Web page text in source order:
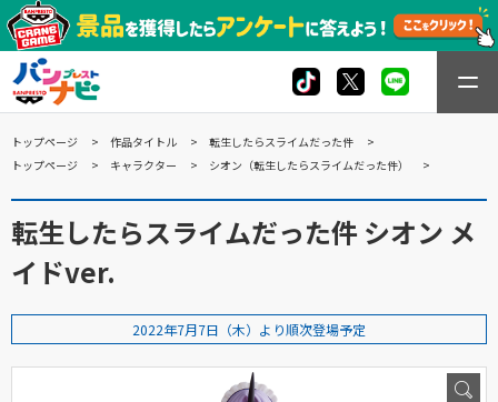
トップページ 作品タイトル
転生したらスライムだった件
トップページ
キャラクター シオン（転生したらスライムだった件）
転生したらスライムだった件 シオン メ
イドver.
2022年7月7日（木）より順次登場予定